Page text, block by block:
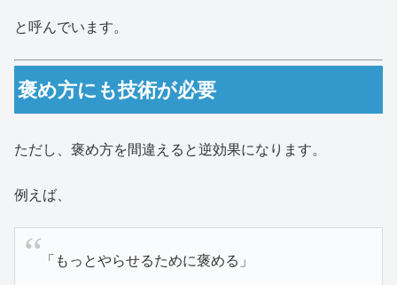
と呼んでいます。
褒め方にも技術が必要
ただし、褒め方を間違えると逆効果になります。
例えば、
「もっとやらせるために褒める」